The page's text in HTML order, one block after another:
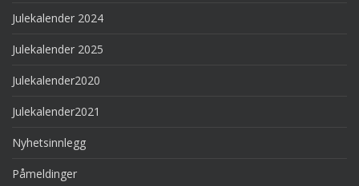
Julekalender 2024
Julekalender 2025
Julekalender2020
Julekalender2021
Nyhetsinnlegg
Påmeldinger